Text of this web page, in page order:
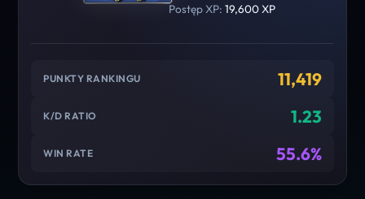
Postęp XP: 19,600 XP
PUNKTY RANKINGU 11,419
K/D RATIO 1.23
WIN RATE 55.6%